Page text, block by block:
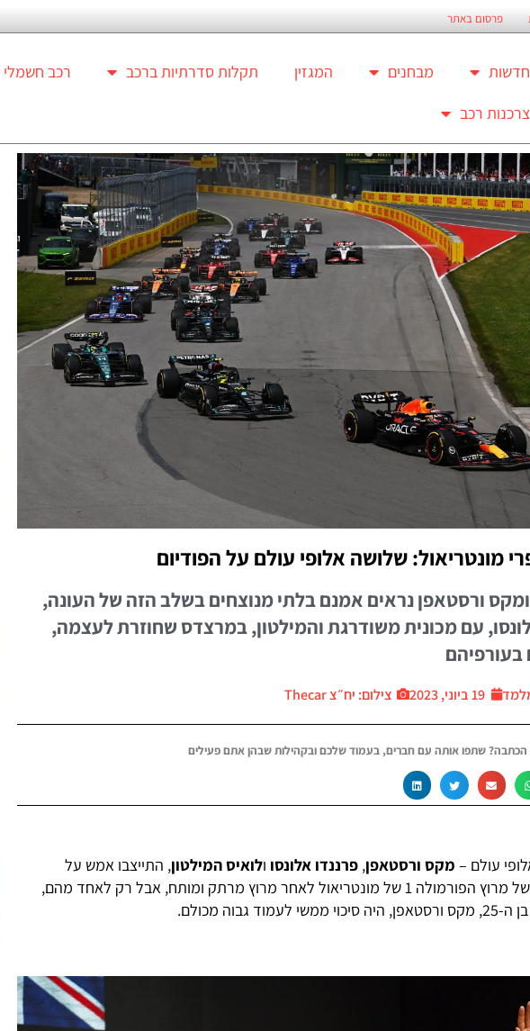
פרסום באתר
חדשות מבחנים המגזין תקלות סדרתיות ברכב רכב חשמלי
צרכנות רכב
מונטריאול: שלושה אלופי עולם על הפודיום
ורסטאפן נראים אמנם בלתי מנוצחים בשלב הזה של העונה,
עם מכונית משודרגת והמילטון, במרצדס שחוזרת לעצמה,
בעורפיהם
19 ביוני, 2023 צילום: יח״צ Thecar
שתפו אותה עם חברים, בעמוד שלכם ובקהילות שבהן אתם פעילים
עולם – מקס ורסטאפן, פרננדו אלונסו ולואיס המילטון, התייצבו אמש על
הפודיום של מרוץ הפורמולה 1 של מונטריאול לאחר מרוץ מרתק ומותח, אבל רק לאחד מהם,
לעמוד גבוה מכולם.